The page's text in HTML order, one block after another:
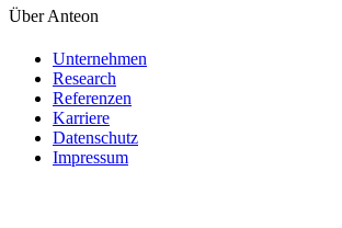
Über Anteon
Unternehmen
Research
Referenzen
Karriere
Datenschutz
Impressum